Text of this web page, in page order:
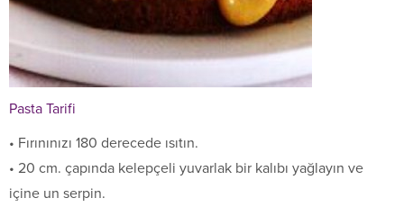
Pasta Tarifi
• Fırınınızı 180 derecede ısıtın.
• 20 cm. çapında kelepçeli yuvarlak bir kalıbı yağlayın ve
içine un serpin.